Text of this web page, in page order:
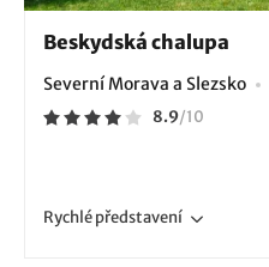
Beskydská chalupa
Severní Morava a Slezsko
8.9/10
Rychlépředstavení